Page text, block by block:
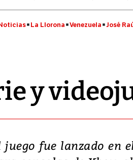
La Llorona Venezuela José
y
juego fue lanzado en